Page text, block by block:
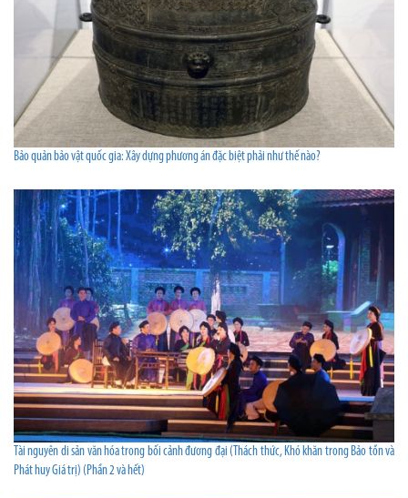
Bảo quản bảo vật quốc gia: Xây dựng phương án đặc biệt phải như thế nào?
Tài nguyên di sản văn hóa trong bối cảnh đương đại (Thách thức, Khó khăn trong Bảo tồn và
Phát huy Giá trị) (Phần 2 và hết)